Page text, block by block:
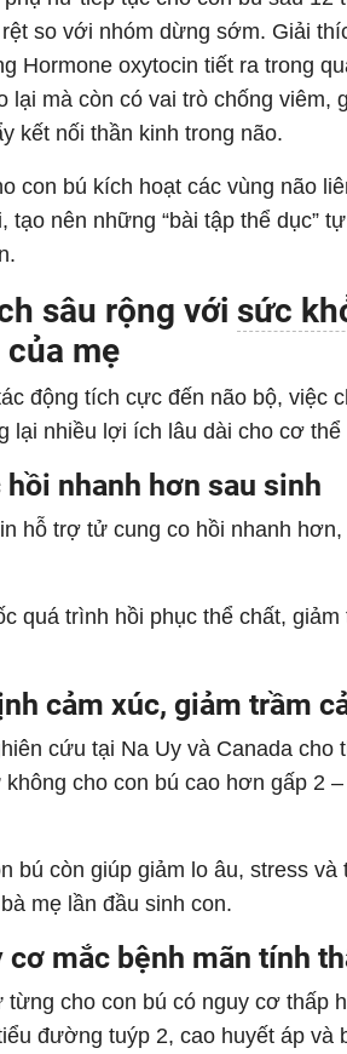
so với nhóm dừng sớm. Giải
Hormone oxytocin tiết ra trong
lại mà còn có vai trò chống viêm,
kết nối thần kinh trong não.
con bú kích hoạt các vùng não
tạo nên những “bài tập thể dục”
sâu rộng với sức
mẹ
động tích cực đến não bộ, việc
lại nhiều lợi ích lâu dài cho cơ
hồi nhanh hơn sau sinh
hỗ trợ tử cung co hồi nhanh
quá trình hồi phục thể chất,
cảm xúc, giảm trầm
cứu tại Na Uy và Canada cho
không cho con bú cao hơn gấp 2
bú còn giúp giảm lo âu, stress
mẹ lần đầu sinh con.
cơ mắc bệnh mãn tính
từng cho con bú có nguy cơ thấp
đường tuýp 2, cao huyết áp và